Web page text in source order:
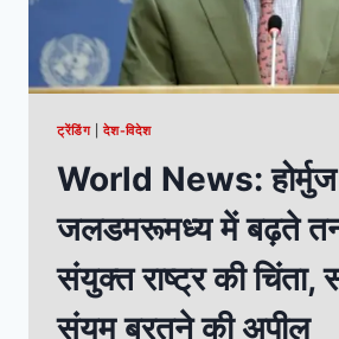
ट्रेंडिंग|देश-विदेश
World News: होर्मुज
जलडमरूमध्य में बढ़ते
संयुक्त राष्ट्र की चिंता,
संयम बरतने की अपील